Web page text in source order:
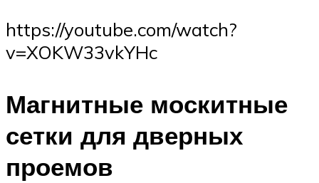
https://youtube.com/watch?
v=XOKW33vkYHc
Магнитные москитные
сетки для дверных
проемов